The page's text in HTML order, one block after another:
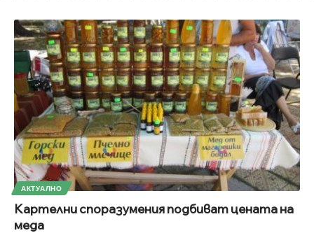
АКТУАЛНО
Картелни споразумения подбиват цената на
меда